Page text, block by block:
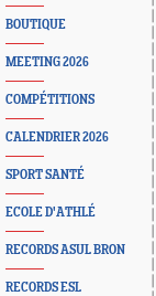
BOUTIQUE
MEETING 2026
COMPÉTITIONS
CALENDRIER 2026
SPORT SANTÉ
ECOLE D'ATHLÉ
RECORDS ASUL BRON
RECORDS ESL